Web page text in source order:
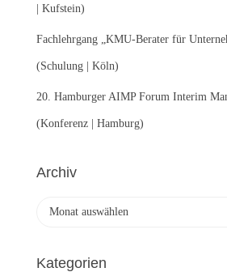
| Kufstein)
Fachlehrgang „KMU-Berater für
(Schulung | Köln)
20. Hamburger AIMP Forum Interim
(Konferenz | Hamburg)
Archiv
h
Kategorien